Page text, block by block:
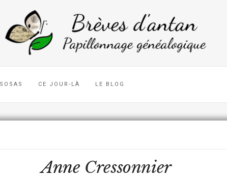
CE JOUR-LÀ LE BLOG
Anne Cressonnier